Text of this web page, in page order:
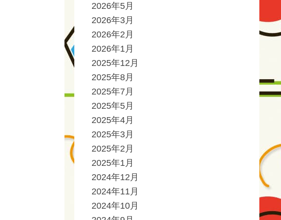
2026年5月
2026年3月
2026年2月
2026年1月
2025年12月
2025年8月
2025年7月
2025年5月
2025年4月
2025年3月
2025年2月
2025年1月
2024年12月
2024年11月
2024年10月